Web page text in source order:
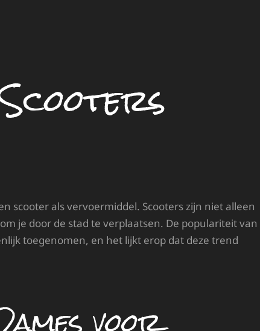
scooter als vervoermiddel. Scooters zijn niet alleen
je door de stad te verplaatsen. De populariteit van
toegenomen, en het lijkt erop dat deze trend